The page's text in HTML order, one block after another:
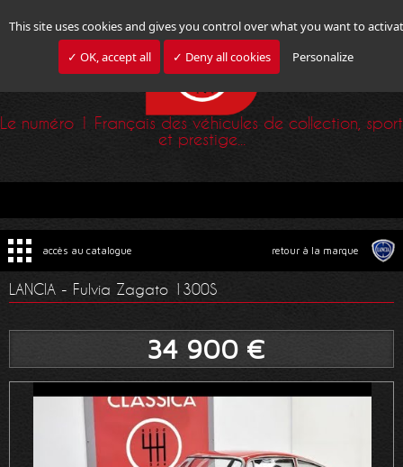
This site uses cookies and gives you control over what you want to
✓ OK, accept all
✓ Deny all cookies Personalize
Le numéro 1 Français des véhicules de collection, sport
et prestige...
accès au catalogue retour à la marque
LANCIA - Fulvia Zagato 1300S
34 900 €